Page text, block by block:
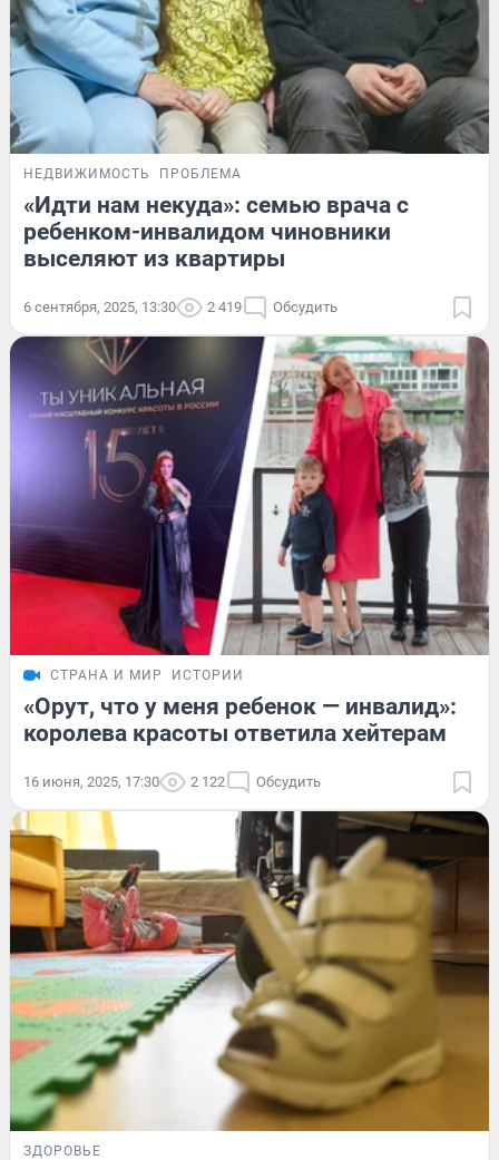
НЕДВИЖИМОСТЬ ПРОБЛЕМА
«Идти нам некуда»: семью врача с
ребенком-инвалидом чиновники
выселяют из квартиры
6 сентября, 2025, 13:30 2 419 Обсудить
СТРАНА И МИР ИСТОРИИ
«Орут, что у меня ребенок — инвалид»:
королева красоты ответила хейтерам
16 июня, 2025, 17:30 2 122 Обсудить
ЗДОРОВЬЕ